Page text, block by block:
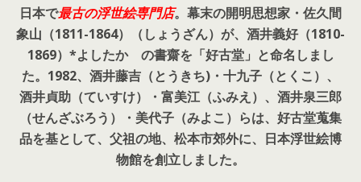
日本で最古の浮世絵専門店。幕末の開明思想家・ 佐久間
象山（1811-1864）（しょうざん）が、酒井義好（1810-
1869）*よしたか の書齋を「好古堂」と命名しまし
た。 1982、酒井藤吉（とうきち)・十九子（とくこ）、
酒井貞助（ていすけ）・富美江（ふみえ）、酒井泉三郎
（せんざぶろう）・美代子（みよこ）らは、好古堂蒐集
品を基として、父祖の地、松本市郊外に、日本浮世絵博
物館を創立しました。